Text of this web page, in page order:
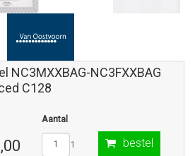
NC3MXXBAG-NC3FXXBAG
C128
Aantal
1
bestel